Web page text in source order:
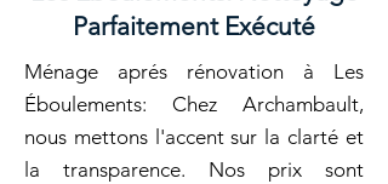
Parfaitement Exécuté
Ménage aprés rénovation à Les
Éboulements: Chez Archambault,
nous mettons l'accent sur la clarté et
la transparence. Nos prix sont